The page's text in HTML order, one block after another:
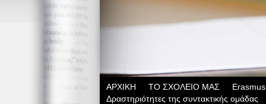
ΑΡΧΙΚΗ ΤΟ ΣΧΟΛΕΙΟ ΜΑΣ
Δραστηριότητες της συντακτικής ομάδας